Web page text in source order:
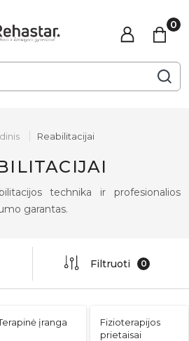
Reabilitacijai
technika ir profesionalios
garantas.
Filtruoti
įranga
Fizioterapijos
prietaisai